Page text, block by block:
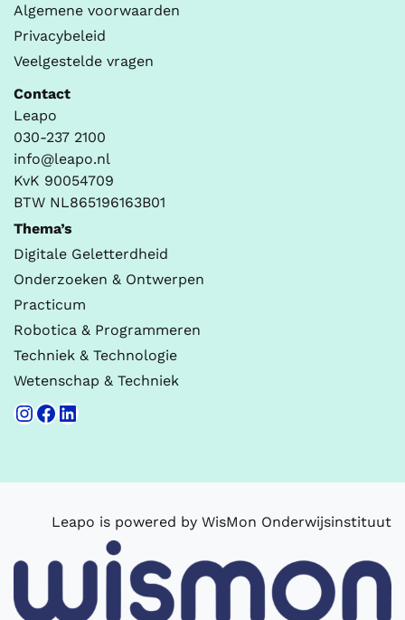
Algemene voorwaarden
Privacybeleid
Veelgestelde vragen
Contact
Leapo
030-237 2100
info@leapo.nl
KvK 90054709
BTW NL865196163B01
Thema’s
Digitale Geletterdheid
Onderzoeken & Ontwerpen
Practicum
Robotica & Programmeren
Techniek & Technologie
Wetenschap & Techniek
Instagram
Facebook
LinkedIn
Leapo is powered by WisMon Onderwijsinstituut